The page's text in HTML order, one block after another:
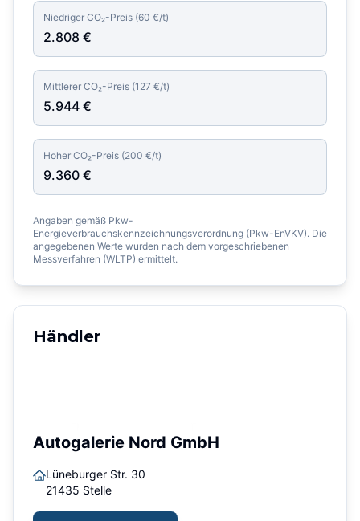
Niedriger CO₂-Preis (60 €/t)
2.808 €
Mittlerer CO₂-Preis (127 €/t)
5.944 €
Hoher CO₂-Preis (200 €/t)
9.360 €
Angaben gemäß Pkw-
Energieverbrauchskennzeichnungsverordnung (Pkw-EnVKV). Die
angegebenen Werte wurden nach dem vorgeschriebenen
Messverfahren (WLTP) ermittelt.
Händler
Autogalerie Nord GmbH
Lüneburger Str. 30
21435 Stelle